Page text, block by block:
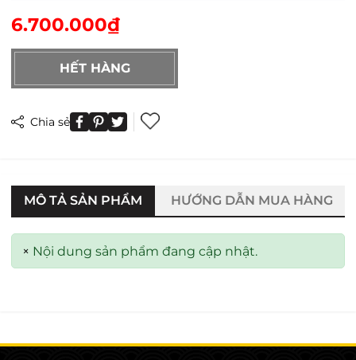
6.700.000₫
HẾT HÀNG
Chia sẻ
MÔ TẢ SẢN PHẨM HƯỚNG DẪN MUA HÀNG
× Nội dung sản phẩm đang cập nhật.